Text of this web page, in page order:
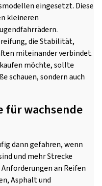
eingesetzt. Diese
kleineren
die Stabilität,
miteinander verbindet.
möchte, sollte
schauen, sondern auch
für wachsende
dann gefahren, wenn
und mehr Strecke
an Reifen
Asphalt und